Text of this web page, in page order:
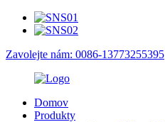
Zavolejte nám: 0086-13773255395
Domov
Produkty